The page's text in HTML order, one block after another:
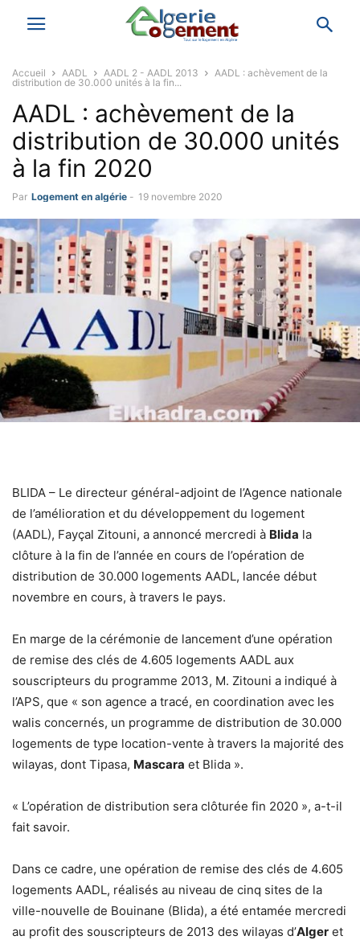
Accueil AADL AADL 2 - AADL 2013
AADL : achèvement de la
distribution de 30.000 unités à la fin...
AADL : achèvement de la
distribution de 30.000 unités
à la fin 2020
Par Logement en algérie - 19 novembre 2020
BLIDA – Le directeur général-adjoint de l’Agence nationale
de l’amélioration et du développement du logement
(AADL), Fayçal Zitouni, a annoncé mercredi à Blida la
clôture à la fin de l’année en cours de l’opération de
distribution de 30.000 logements AADL, lancée début
novembre en cours, à travers le pays.
En marge de la cérémonie de lancement d’une opération
de remise des clés de 4.605 logements AADL aux
souscripteurs du programme 2013, M. Zitouni a indiqué à
l’APS, que « son agence a tracé, en coordination avec les
walis concernés, un programme de distribution de 30.000
logements de type location-vente à travers la majorité des
wilayas, dont Tipasa, Mascara et Blida ».
« L’opération de distribution sera clôturée fin 2020 », a-t-il
fait savoir.
Dans ce cadre, une opération de remise des clés de 4.605
logements AADL, réalisés au niveau de cinq sites de la
ville-nouvelle de Bouinane (Blida), a été entamée mercredi
au profit des souscripteurs de 2013 des wilayas d’Alger et